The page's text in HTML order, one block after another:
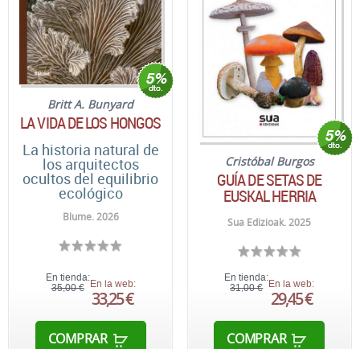
Britt A. Bunyard
LA VIDA DE LOS HONGOS
La historia natural de
los arquitectos
ocultos del equilibrio
ecológico
Blume. 2026
En tienda:
35,00 € En la web:
33,25 €
COMPRAR
Cristóbal Burgos
GUÍA DE SETAS DE
EUSKAL HERRIA
Sua Edizioak. 2025
En tienda:
31,00 € En la web:
29,45 €
COMPRAR